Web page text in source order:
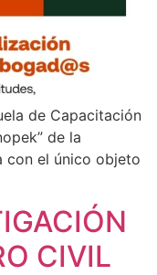
de Capacitación
de la
con el único objeto
CIVIL